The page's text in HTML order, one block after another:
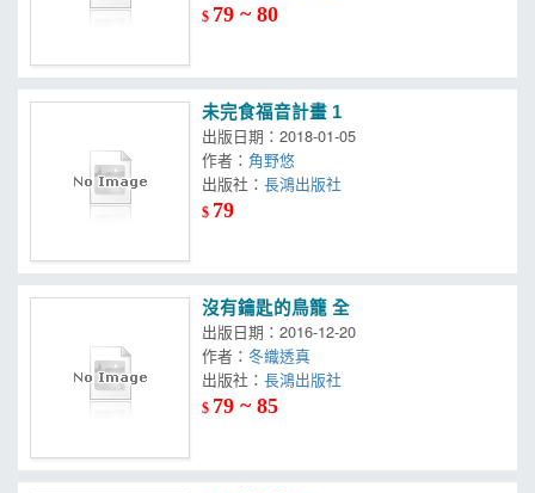
$ 79 ~ 80
未完食福音計畫 1
出版日期：2018-01-05
作者： 角野悠
出版社：
$ 79
沒有鑰匙的鳥籠 全
出版日期：2016-12-20
作者：冬織透真
出版社：
$ 79 ~ 85